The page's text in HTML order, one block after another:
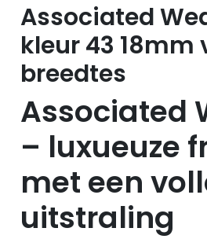
Associated
kleur 43
breedtes
Associated
– luxueuze
met een
uitstraling